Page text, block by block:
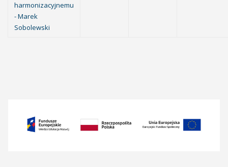
harmonizacyjnemu
- Marek
Sobolewski